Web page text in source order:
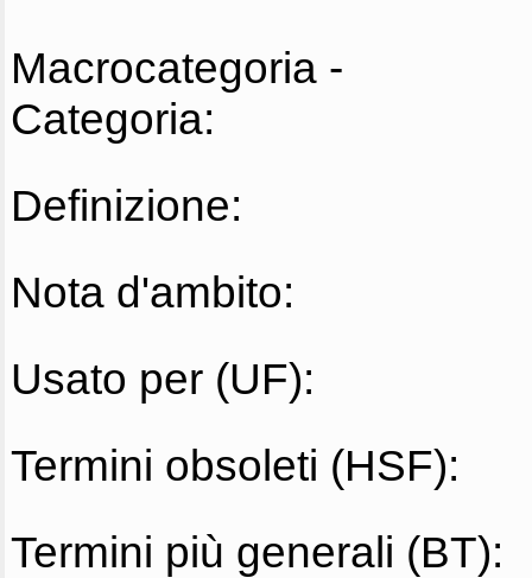
Macrocategoria -
Categoria:
Definizione:
Nota d'ambito:
Usato per (UF):
Termini obsoleti (HSF):
Termini più generali (BT):